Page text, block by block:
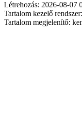
Létrehozás: 2026-08-07
Tartalom kezelő
Tartalom megjelenítő: